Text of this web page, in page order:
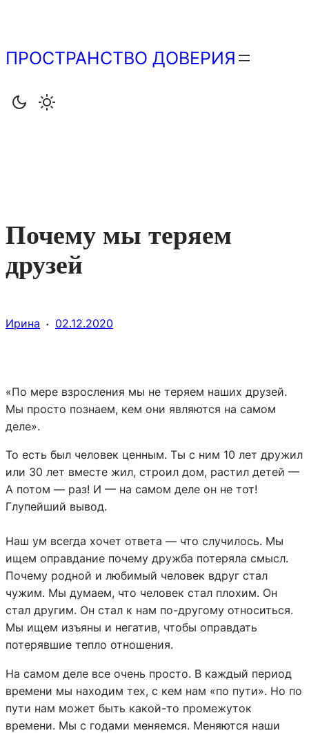
содержимому
ПРОСТРАНСТВО ДОВЕРИЯ
Почему мы теряем
друзей
Ирина · 02.12.2020
«По мере взросления мы не теряем наших друзей.
Мы просто познаем, кем они являются на самом
деле».
То есть был человек ценным. Ты с ним 10 лет дружил
или 30 лет вместе жил, строил дом, растил детей —
А потом — раз! И — на самом деле он не тот!
Глупейший вывод.
Наш ум всегда хочет ответа — что случилось. Мы
ищем оправдание почему дружба потеряла смысл.
Почему родной и любимый человек вдруг стал
чужим. Мы думаем, что человек стал плохим. Он
стал другим. Он стал к нам по-другому относиться.
Мы ищем изъяны и негатив, чтобы оправдать
потерявшие тепло отношения.
На самом деле все очень просто. В каждый период
времени мы находим тех, с кем нам «по пути». Но по
пути нам может быть какой-то промежуток
времени. Мы с годами меняемся. Меняются наши